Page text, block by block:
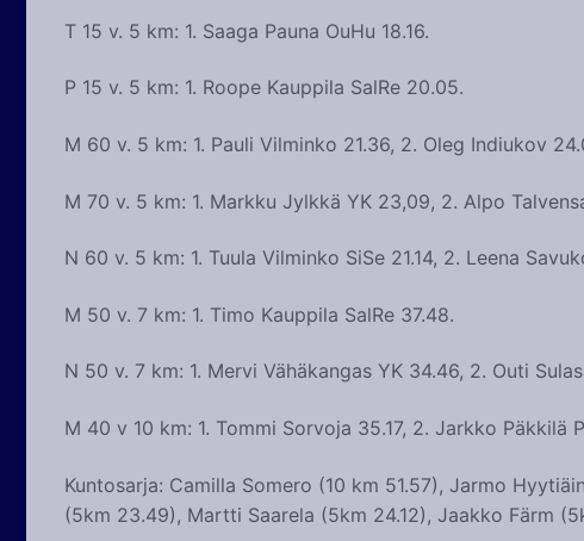
T 15 v. 5 km: 1. Saaga Pauna OuHu 18.16.
P 15 v. 5 km: 1. Roope Kauppila SalRe 20.05.
M 60 v. 5 km: 1. Pauli Vilminko 21.36, 2. Oleg Indiukov
M 70 v. 5 km: 1. Markku Jylkkä YK 23,09, 2. Alpo
N 60 v. 5 km: 1. Tuula Vilminko SiSe 21.14, 2. Leena
M 50 v. 7 km: 1. Timo Kauppila SalRe 37.48.
N 50 v. 7 km: 1. Mervi Vähäkangas YK 34.46, 2. Outi
M 40 v 10 km: 1. Tommi Sorvoja 35.17, 2. Jarkko Päkkilä
Kuntosarja: Camilla Somero (10 km 51.57), Jarmo
(5km 23.49), Martti Saarela (5km 24.12), Jaakko Färm